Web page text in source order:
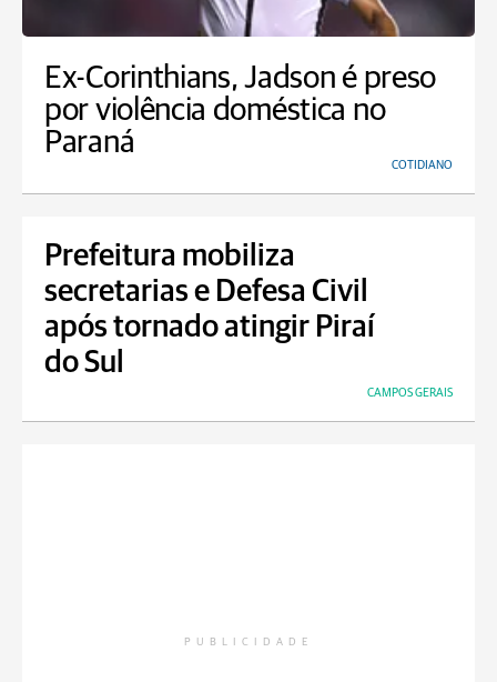
Ex-Corinthians, Jadson é preso
por violência doméstica no
Paraná
COTIDIANO
Prefeitura mobiliza
secretarias e Defesa Civil
após tornado atingir Piraí
do Sul
CAMPOS GERAIS
PUBLICIDADE